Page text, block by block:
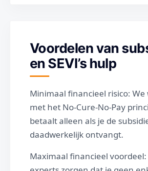
Voordelen van
en SEVI’s hulp
Minimaal financieel risico: We
met het No-Cure-No-Pay
betaalt alleen als je de
daadwerkelijk ontvangt.
Maximaal financieel voordeel: